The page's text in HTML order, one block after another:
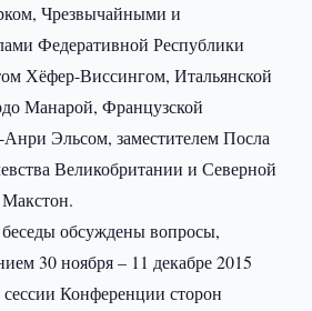
Чрезвычайными и
Федеративной Республики
Хёфер-Виссингом, Итальянской
Манарой, Французской
Эльсом, заместителем Посла
Великобритании и Северной
обсуждены вопросы,
30 ноября – 11 декабре 2015
Конференции сторон